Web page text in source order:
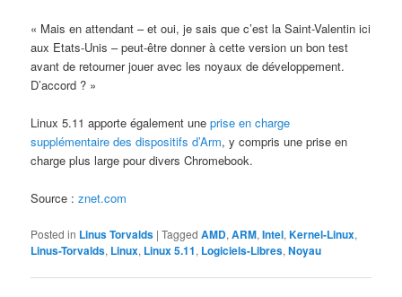
« Mais en attendant – et oui, je sais que c’est la Saint-Valentin ici
aux Etats-Unis – peut-être donner à cette version un bon test
avant de retourner jouer avec les noyaux de développement.
D’accord ? »
Linux 5.11 apporte également uneprise en charge
supplémentaire des dispositifs d’Arm, y compris une prise en
charge plus large pour divers Chromebook.
Source :znet.com
Posted in Linus Torvalds |Tagged AMD,ARM,Intel,Kernel-Linux,
Linus-Torvalds, Linux, Linux 5.11, Logiciels-Libres,Noyau